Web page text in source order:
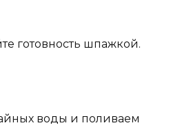
готовность шпажкой.
воды и поливаем